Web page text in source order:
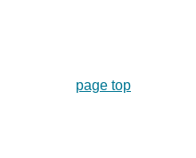
page top